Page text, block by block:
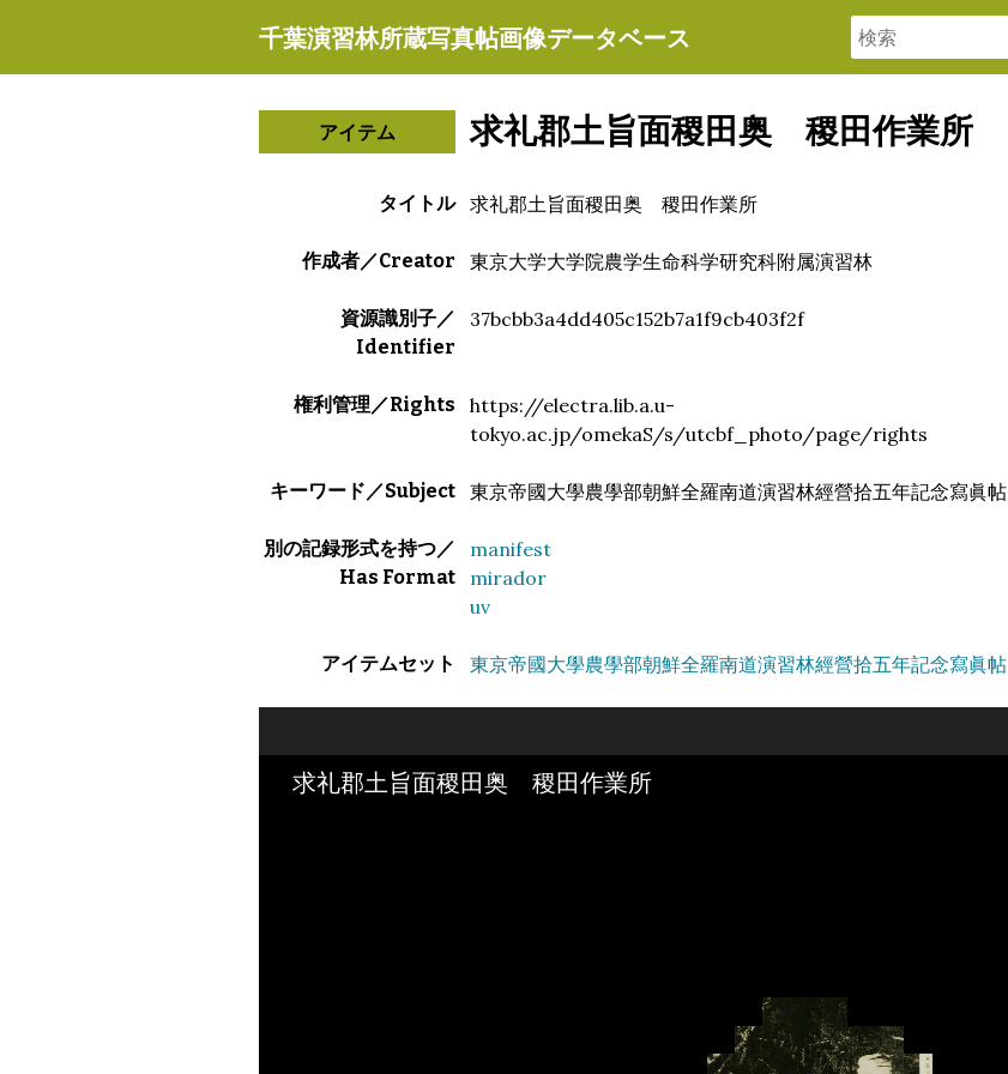
千葉演習林所蔵写真帖画像データベース
求礼郡土旨面稷田奥 稷田作業所
アイテム
タイトル 求礼郡土旨面稷田奥 稷田作業所
作成者／Creator 東京大学大学院農学生命科学研究科附属演習林
資源識別子／
Identifier
37bcbb3a4dd405c152b7a1f9cb403f2f
権利管理／Rights
https://electra.lib.a.u-
tokyo.ac.jp/omekaS/s/utcbf_photo/page/rights
キーワード／Subject 東京帝國大學農學部朝鮮全羅南道演習林經營拾五年記念寫眞帖
別の記録形式を持つ／
Has Format
manifest
mirador
uv
アイテムセット 東京帝國大學農學部朝鮮全羅南道演習林經營拾五年記念寫眞帖
求礼郡土旨面稷田奥 稷田作業所